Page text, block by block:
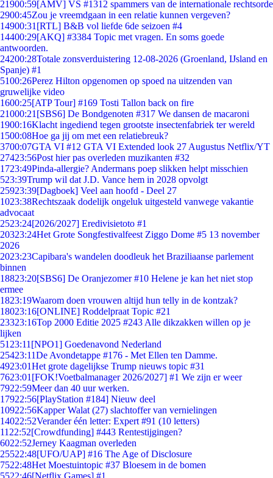
21900:59[AMV] VS #1312 spammers van de internationale rechtsorde
2900:45Zou je vreemdgaan in een relatie kunnen vergeven?
14900:31 [RTL] B&B vol liefde 6de seizoen #4
14400:29[AKQ] #3384 Topic met vragen. En soms goede
antwoorden.
24200:28Totale zonsverduistering 12-08-2026 (Groenland, IJsland en
Spanje) #1
5100:26Perez Hilton opgenomen op spoed na uitzenden van
gruwelijke video
1600:25[ATP Tour] #169 Tosti Tallon back on fire
21000:21 [SBS6] De Bondgenoten #317 We dansen de macaroni
1900:16Klacht ingediend tegen grootste insectenfabriek ter wereld
1500:08Hoe ga jij om met een relatiebreuk?
3700:07GTA VI #12 GTA VI Extended look 27 Augustus Netflix/YT
27423:56Post hier pas overleden muzikanten #32
1723:49Pinda-allergie? Andermans poep slikken helpt misschien
523:39Trump wil dat J.D. Vance hem in 2028 opvolgt
25923:39[Dagboek] Veel aan hoofd - Deel 27
1023:38Rechtszaak dodelijk ongeluk uitgesteld vanwege vakantie
advocaat
2523:24[2026/2027] Eredivisietoto #1
20323:24Het Grote Songfestivalfeest Ziggo Dome #5 13 november
2026
2023:23Capibara's wandelen doodleuk het Braziliaanse parlement
binnen
18823:20[SBS6] De Oranjezomer #10 Helene je kan het niet stop
ermee
1823:19Waarom doen vrouwen altijd hun telly in de kontzak?
18023:16[ONLINE] Roddelpraat Topic #21
23323:16Top 2000 Editie 2025 #243 Alle dikzakken willen op je
lijken
51 23:11 [NPO1] Goedenavond Nederland
25423:11De Avondetappe #176 - Met Ellen ten Damme.
4923:01Het grote dagelijkse Trump nieuws topic #31
7623:01 [FOK!Voetbalmanager 2026/2027] #1 We zijn er weer
7922:59Meer dan 40 uur werken.
17922:56[PlayStation #184] Nieuw deel
10922:56Kapper Walat (27) slachtoffer van vernielingen
14022:52Verander één letter: Expert #91 (10 letters)
11 22:52[Crowdfunding] #443 Rentestijgingen?
6022:52Jerney Kaagman overleden
25522:48[UFO/UAP] #16 The Age of Disclosure
7522:48Het Moestuintopic #37 Bloesem in de bomen
5522:46[Netflix Games] #1